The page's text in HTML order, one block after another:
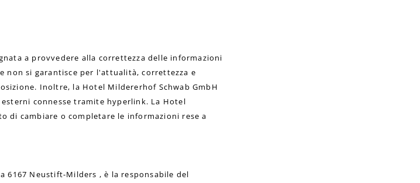
a provvedere alla correttezza delle informazioni
non si garantisce per l'attualità, correttezza e
Inoltre, la Hotel Mildererhof Schwab GmbH
connesse tramite hyperlink. La Hotel
di cambiare o completare le informazioni rese a
6167 Neustift-Milders , è la responsabile del